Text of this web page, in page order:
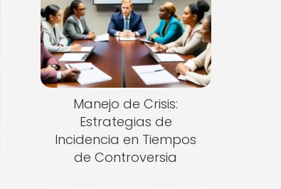
Manejo de Crisis:
Estrategias de
Incidencia en Tiempos
de Controversia